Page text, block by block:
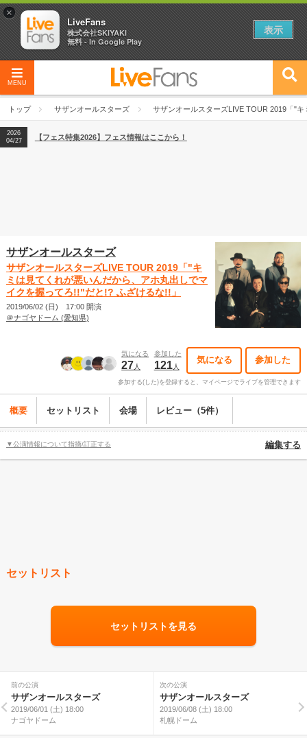
MENU
トップ サザンオールスターズ サザンオールスターズLIVE TOUR 2019「"
2026
04/27
2026
【ライブ動員ランキング】2026年上半期編発表！
2026
04/27
【フェス特集2026】フェス情報はここから！
サザンオールスターズ
サザンオールスターズLIVE TOUR 2019「"キ
ミは見てくれが悪いんだから、アホ丸出しでマ
イクを握ってろ!!"だと!? ふざけるな!!」
2019/06/02 (日) 17:00 開演
＠ナゴヤドーム (愛知県)
気になる
27人
参加した
121人
気になる 参加した
参加する(した)を登録すると、マイページでライブを管理できます
概要 セットリスト 会場 レビュー（5件）
▼公演情報について指摘/訂正する 編集する
セットリスト
セットリストを見る
前の公演
サザンオールスターズ
2019/06/01 (土) 18:00
ナゴヤドーム
次の公演
サザンオールスターズ
2019/06/08 (土) 18:00
札幌ドーム
×
LiveFans
株式会社SKIYAKI
無料 - In Google Play
表示